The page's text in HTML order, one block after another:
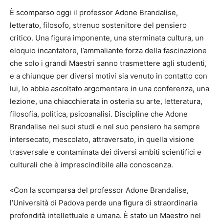
È scomparso oggi il professor Adone Brandalise,
letterato, filosofo, strenuo sostenitore del pensiero
critico. Una figura imponente, una sterminata cultura, un
eloquio incantatore, l’ammaliante forza della fascinazione
che solo i grandi Maestri sanno trasmettere agli studenti,
e a chiunque per diversi motivi sia venuto in contatto con
lui, lo abbia ascoltato argomentare in una conferenza, una
lezione, una chiacchierata in osteria su arte, letteratura,
filosofia, politica, psicoanalisi. Discipline che Adone
Brandalise nei suoi studi e nel suo pensiero ha sempre
intersecato, mescolato, attraversato, in quella visione
trasversale e contaminata dei diversi ambiti scientifici e
culturali che è imprescindibile alla conoscenza.
«Con la scomparsa del professor Adone Brandalise,
l’Università di Padova perde una figura di straordinaria
profondità intellettuale e umana. È stato un Maestro nel